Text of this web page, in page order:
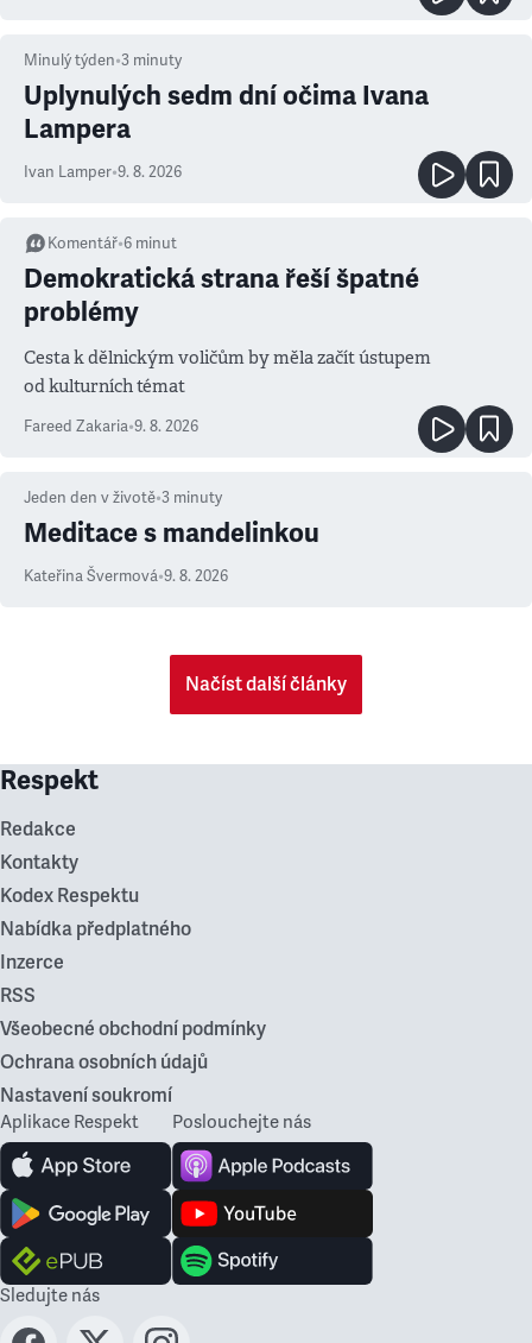
Minulý týden•3 minuty
Uplynulých sedm dní očima Ivana
Lampera
Ivan Lamper•9. 8. 2026
Komentář•6 minut
Demokratická strana řeší špatné
problémy
Cesta k dělnickým voličům by měla začít ústupem
od kulturních témat
Fareed Zakaria•9. 8. 2026
Jeden den v životě•3 minuty
Meditace s mandelinkou
Kateřina Švermová•9. 8. 2026
Načíst další články
Respekt
Redakce
Kontakty
Kodex Respektu
Nabídka předplatného
Inzerce
RSS
Všeobecné obchodní podmínky
Ochrana osobních údajů
Nastavení soukromí
Aplikace Respekt Poslouchejte nás
Sledujte nás